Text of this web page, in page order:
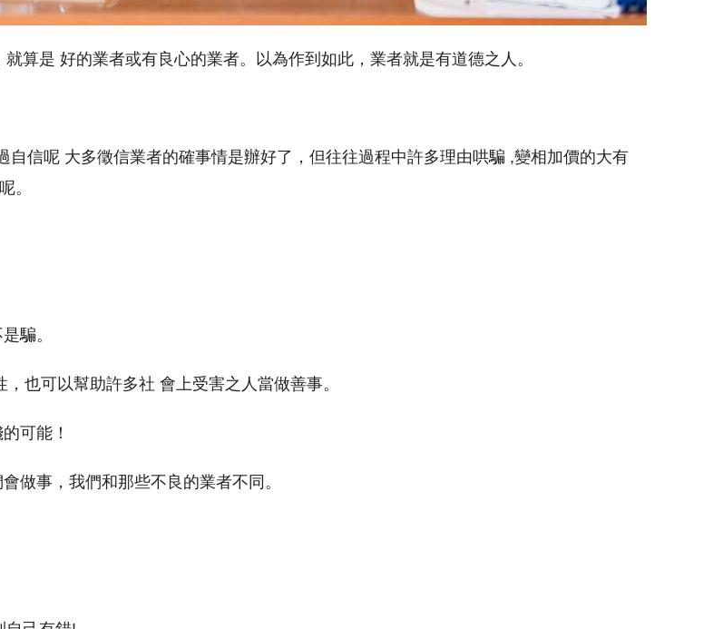
算是 好的業者或有良心的業者。以為作到如此，業者就是有道德之人。
信呢 大多徵信業者的確事情是辦好了，但往往過程中許多理由哄騙 ,變相加價的大有
。
騙。
也可以幫助許多社 會上受害之人當做善事。
可能！
做事，我們和那些不良的業者不同。